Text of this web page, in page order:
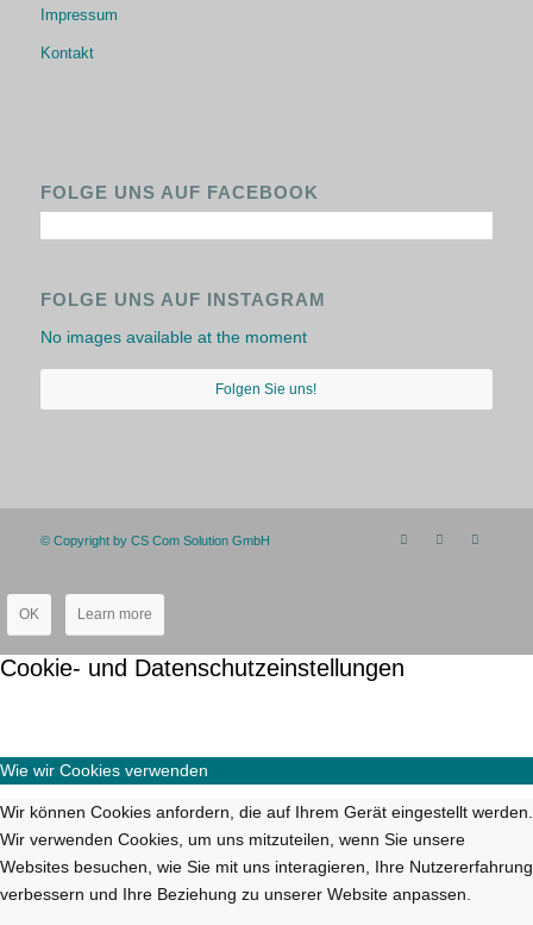
Impressum
Kontakt
FOLGE UNS AUF FACEBOOK
FOLGE UNS AUF INSTAGRAM
No images available at the moment
Folgen Sie uns!
© Copyright by CS Com Solution GmbH
OK Learn more
Cookie- und Datenschutzeinstellungen
Wie wir Cookies verwenden
Wir können Cookies anfordern, die auf Ihrem Gerät eingestellt werden.
Wir verwenden Cookies, um uns mitzuteilen, wenn Sie unsere
Websites besuchen, wie Sie mit uns interagieren, Ihre Nutzererfahrung
verbessern und Ihre Beziehung zu unserer Website anpassen.